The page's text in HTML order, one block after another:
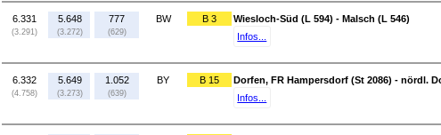
6.331
(3.291)
5.648
(3.272)
777
(629)
BW B 3
Wiesloch-Süd (L 594) - Malsch (L 546)
Infos...
6.332
(4.758)
5.649
(3.273)
1.052
(639)
BY B 15
Dorfen, FR Hampersdorf (St 2086) - nördl.
Infos...